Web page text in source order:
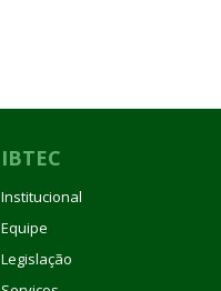
IBTEC
Institucional
Equipe
Legislação